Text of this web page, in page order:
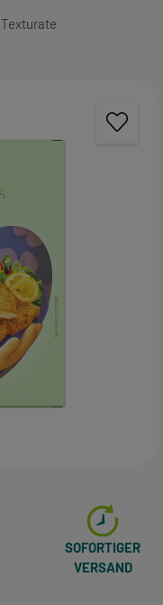
Texturate
SOFORTIGER
VERSAND